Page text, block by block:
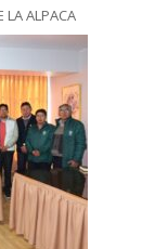
LA ALPACA